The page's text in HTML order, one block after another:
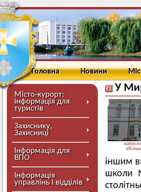
Головна Новини
Місто-курорт:
інформація для
туристів
Захиснику,
Захисниці
Інформація для
ВПО
Інформація
управлінь і відділів
У
іншим
школи